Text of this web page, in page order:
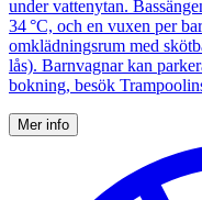
under vattenytan.
34 °C, och en vuxen per
omklädningsrum med
lås). Barnvagnar kan
bokning, besök
Mer info